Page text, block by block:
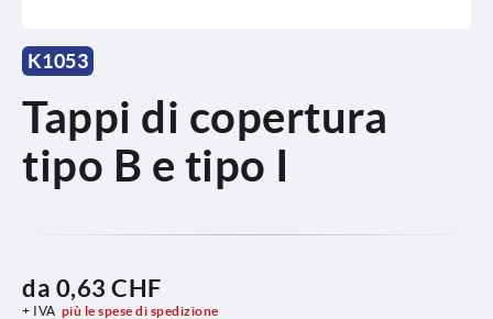
K1053
Tappi di copertura
tipo B e tipo I
da 0,63 CHF
+ IVA più le spese di spedizione